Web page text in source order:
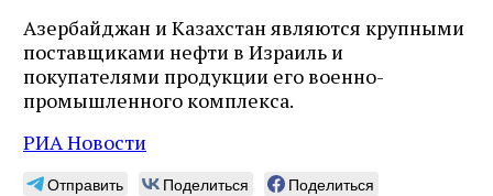
Азербайджан и Казахстан являются крупными
поставщиками нефти в Израиль и
покупателями продукции его военно-
промышленного комплекса.
РИА Новости
Отправить Поделиться
Поделиться